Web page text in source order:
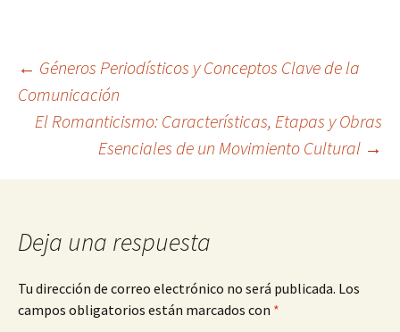
Navegación
de
entradas
← Géneros Periodísticos y Conceptos Clave de la
Comunicación
El Romanticismo: Características, Etapas y Obras
Esenciales de un Movimiento Cultural →
Deja una respuesta
Tu dirección de correo electrónico no será publicada. Los
campos obligatorios están marcados con *